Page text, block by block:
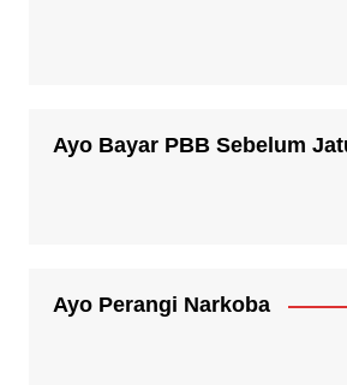
Ayo Bayar PBB Sebelum
Ayo Perangi Narkoba